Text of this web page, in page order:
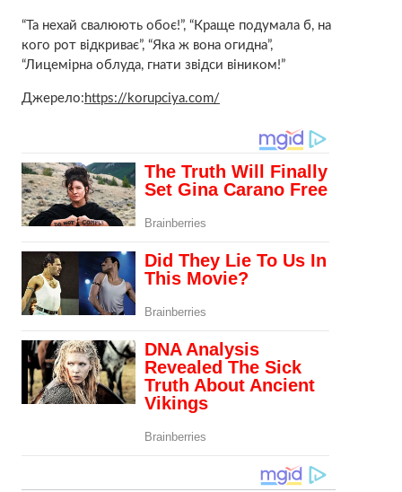
“Та нехай свалюють обоє!”, “Краще подумала б, на
кого рот відкриває”, “Яка ж вона огидна”,
“Лицемірна облуда, гнати звідси віником!”
Джерело: https://korupciya.com/